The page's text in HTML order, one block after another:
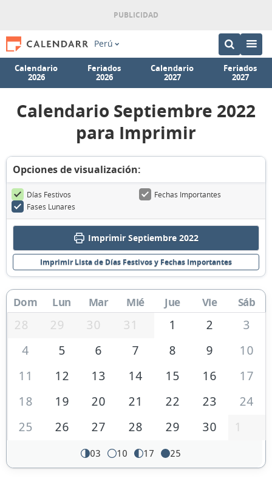
Perú
Calendario
2026
Feriados
2026
Calendario
2027
Feriados
2027
Calendario Septiembre 2022
para Imprimir
Opciones de visualización:
Días Festivos
Fechas Importantes
Fases Lunares
Imprimir Septiembre 2022
Imprimir Lista de Días Festivos y Fechas Importantes
Dom Lun Mar Mié Jue Vie Sáb
28 29 30 31 1 2
3
4
5 6 7 8 9
10
11
12 13 14 15 16
17
18
19 20 21 22 23
24
25
26 27 28 29 30 1
03 10 17 25